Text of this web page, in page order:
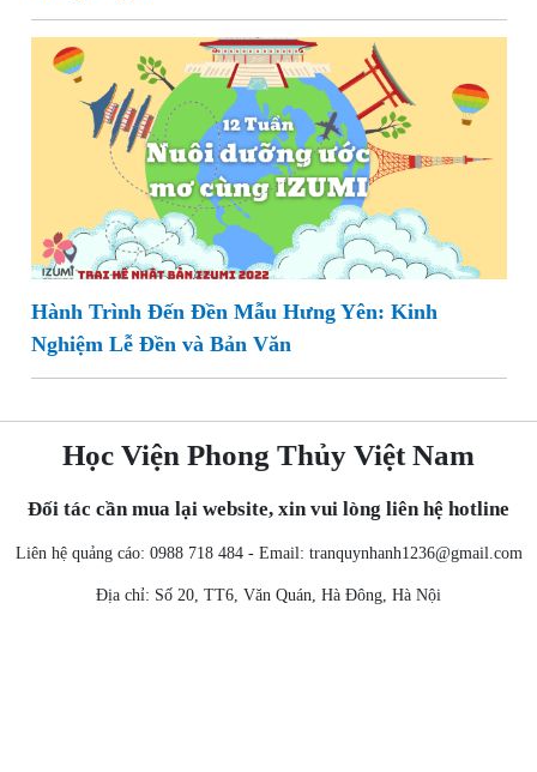
Hành Trình Đến Đền Mẫu Hưng Yên: Kinh
Nghiệm Lễ Đền và Bản Văn
Học Viện Phong Thủy Việt Nam
Đối tác cần mua lại website, xin vui lòng liên hệ hotline
Liên hệ quảng cáo: 0988 718 484 - Email: tranquynhanh1236@gmail.com
Địa chỉ: Số 20, TT6, Văn Quán, Hà Đông, Hà Nội